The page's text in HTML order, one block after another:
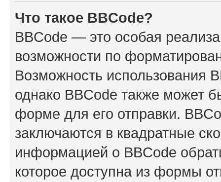
Что такое BBCode?
BBCode — это особая
возможности по
Возможность использования
однако BBCode также может
форме для его отправки.
заключаются в квадратные
информацией о BBCode
которое доступна из формы